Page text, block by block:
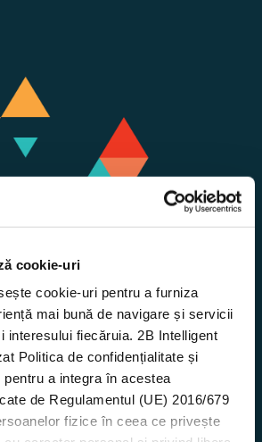
cookie-uri
cookie-uri pentru a furniza
mai bună de navigare și servicii
interesului fiecăruia. 2B Intelligent
Politica de confidențialitate și
a integra în acestea
de Regulamentul (UE) 2016/679
fizice în ceea ce privește
bazate pe hartă